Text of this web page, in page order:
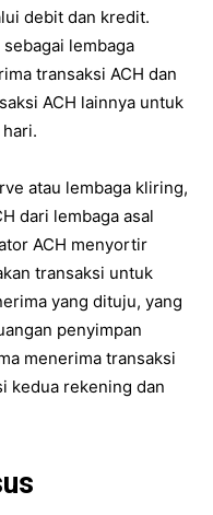
debit dan kredit.
lembaga
transaksi ACH dan
ACH lainnya untuk
atau lembaga kliring,
dari lembaga asal
ACH menyortir
transaksi untuk
yang dituju, yang
penyimpan
menerima transaksi
kedua rekening dan